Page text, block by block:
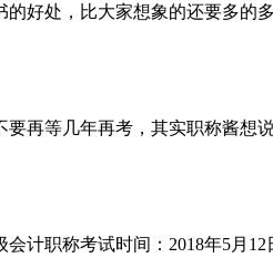
好处，比大家想象的还要多的
再等几年再考，其实职称酱想
计职称考试时间：2018年5月